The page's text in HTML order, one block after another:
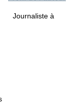
Journaliste à